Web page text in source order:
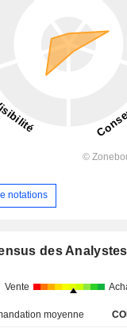
notations
des Analystes
Vente
moyenne